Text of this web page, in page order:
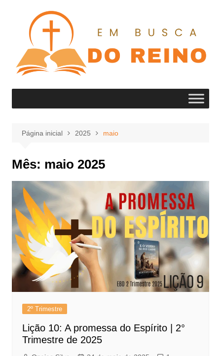
conteúdo
Página inicial 2025 maio
Mês: maio 2025
2º Trimestre
Lição 10: A promessa do Espírito | 2°
Trimestre de 2025